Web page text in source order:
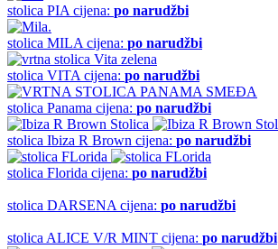
stolica PIA cijena: po narudžbi
stolica MILA cijena: po narudžbi
stolica VITA cijena: po narudžbi
stolica Panama cijena: po narudžbi
stolica Ibiza R Brown cijena: po narudžbi
stolica Florida cijena: po narudžbi
stolica DARSENA cijena: po narudžbi
stolica ALICE V/R MINT cijena: po narudžbi